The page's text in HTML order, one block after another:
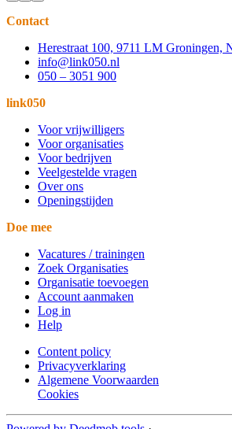
Contact
Herestraat 100, 9711 LM Groningen,
info@link050.nl
050 – 3051 900
link050
Voor vrijwilligers
Voor organisaties
Voor bedrijven
Veelgestelde vragen
Over ons
Openingstijden
Doe mee
Vacatures / trainingen
Zoek Organisaties
Organisatie toevoegen
Account aanmaken
Log in
Help
Content policy
Privacyverklaring
Algemene Voorwaarden
Cookies